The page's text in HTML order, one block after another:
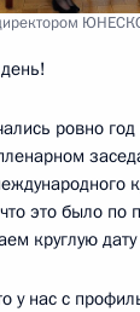
ровно
это было
круглую
у нас с